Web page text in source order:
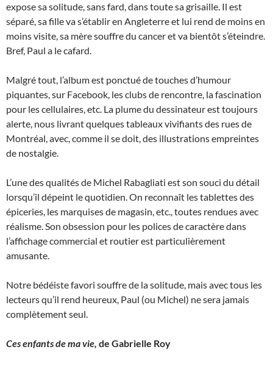
expose sa solitude, sans fard, dans toute sa grisaille. Il est
séparé, sa fille va s’établir en Angleterre et lui rend de moins en
moins visite, sa mère souffre du cancer et va bientôt s’éteindre.
Bref, Paul a le cafard.
Malgré tout, l’album est ponctué de touches d’humour
piquantes, sur Facebook, les clubs de rencontre, la fascination
pour les cellulaires, etc. La plume du dessinateur est toujours
alerte, nous livrant quelques tableaux vivifiants des rues de
Montréal, avec, comme il se doit, des illustrations empreintes
de nostalgie.
L’une des qualités de Michel Rabagliati est son souci du détail
lorsqu’il dépeint le quotidien. On reconnaît les tablettes des
épiceries, les marquises de magasin, etc., toutes rendues avec
réalisme. Son obsession pour les polices de caractère dans
l’affichage commercial et routier est particulièrement
amusante.
Notre bédéiste favori souffre de la solitude, mais avec tous les
lecteurs qu’il rend heureux, Paul (ou Michel) ne sera jamais
complètement seul.
Ces enfants de ma vie, de Gabrielle Roy